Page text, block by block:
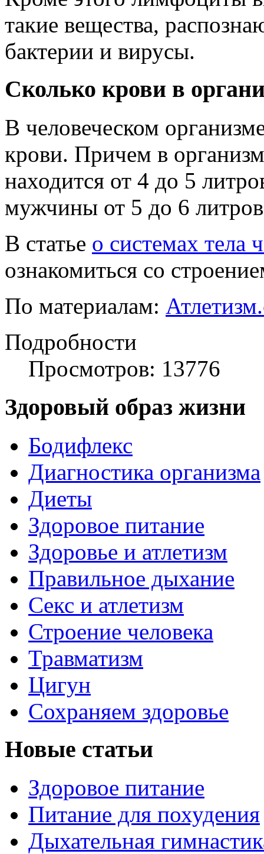
такие вещества,
бактерии и вирусы.
Сколько крови в
В человеческом
крови. Причем в
находится от 4 до 5
мужчины от 5 до 6
В статье о системах тела
ознакомиться со
По материалам:
Подробности
Просмотров: 13776
Здоровый образ жизни
Бодифлекс
Диагностика организма
Диеты
Здоровое питание
Здоровье и атлетизм
Правильное дыхание
Секс и атлетизм
Строение человека
Травматизм
Цигун
Сохраняем здоровье
Новые статьи
Здоровое питание
Питание для похудения
Дыхательная